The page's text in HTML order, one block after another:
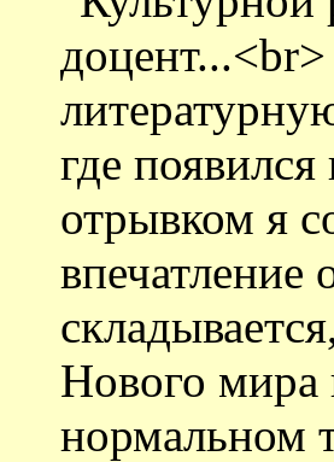
где
отрывком я
впечатление
Нового мира
нормальном